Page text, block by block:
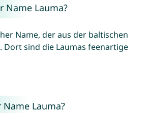
Name Lauma?
Name, der aus der baltischen
sind die Laumas feenartige
Lauma?